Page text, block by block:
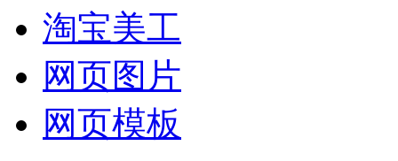
淘宝美工
网页图片
网页模板